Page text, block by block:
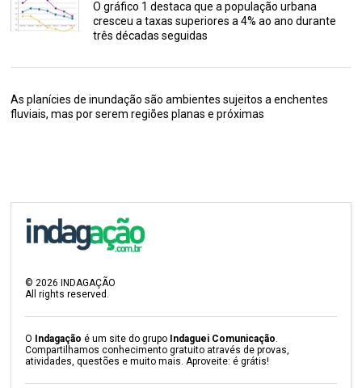
O gráfico 1 destaca que a população urbana
cresceu a taxas superiores a 4% ao ano durante
três décadas seguidas
As planícies de inundação são ambientes sujeitos a enchentes
fluviais, mas por serem regiões planas e próximas
©2026 INDAGAÇÃO
All rights reserved.
O Indagação é um site do grupo Indaguei Comunicação.
Compartilhamos conhecimento gratuito através de provas,
atividades, questões e muito mais. Aproveite: é grátis!